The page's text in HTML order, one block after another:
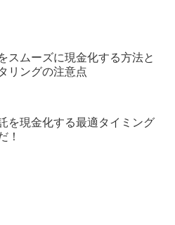
スムーズに現金化する方法と
リングの注意点
を現金化する最適タイミング
！